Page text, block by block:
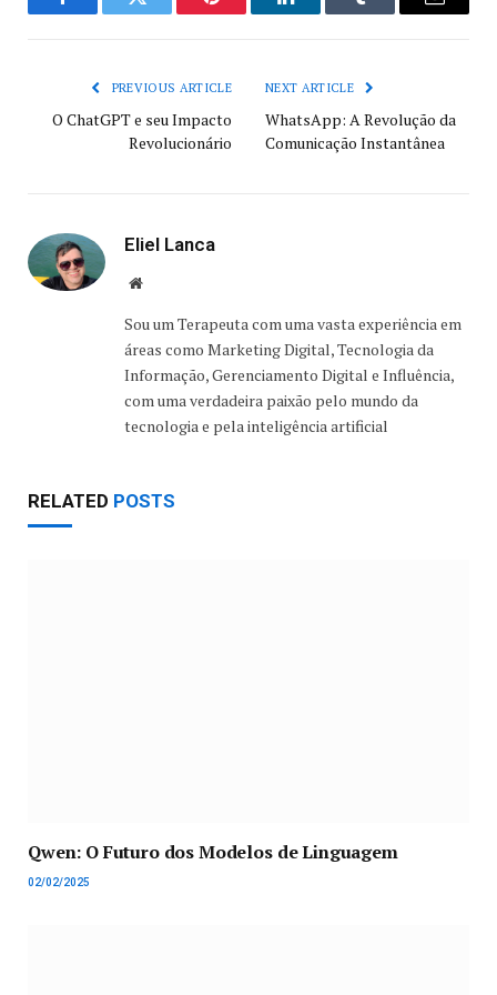
FacebookTwitter Pinterest LinkedInTumblr Email
PREVIOUS ARTICLE
O ChatGPT e seu Impacto
Revolucionário
NEXT ARTICLE
WhatsApp: A Revolução da
Comunicação Instantânea
Eliel Lanca
Website
Sou um Terapeuta com uma vasta experiência em
áreas como Marketing Digital, Tecnologia da
Informação, Gerenciamento Digital e Influência,
com uma verdadeira paixão pelo mundo da
tecnologia e pela inteligência artificial
RELATED POSTS
Qwen: O Futuro dos Modelos de Linguagem
02/02/2025